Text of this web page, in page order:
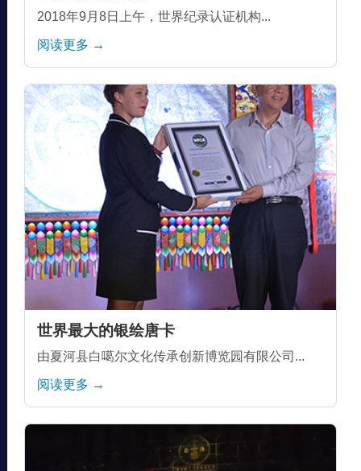
2018年9月8日上午，世界纪录认证机构...
阅读更多 →
世界最大的银绘唐卡
由夏河县白噶尔文化传承创新博览园有限公司...
阅读更多 →